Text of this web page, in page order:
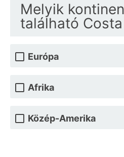
Melyik
található Costa
Európa
Afrika
Közép-Amerika